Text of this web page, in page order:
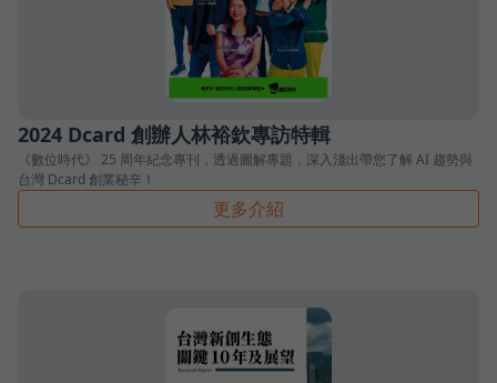
2024 Dcard 創辦人林裕欽專訪特輯
《數位時代》 25 周年紀念專刊，透過圖解專題，深入淺出帶您了解 AI 趨勢與
台灣 Dcard 創業秘辛！
更多介紹